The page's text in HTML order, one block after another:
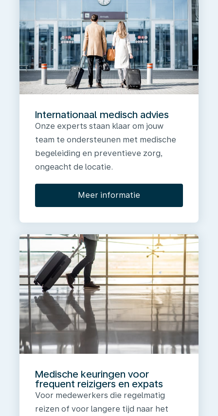
Internationaal medisch advies
Onze experts staan klaar om jouw
team te ondersteunen met medische
begeleiding en preventieve zorg,
ongeacht de locatie.
Meer informatie
Medische keuringen voor
frequent reizigers en expats
Voor medewerkers die regelmatig
reizen of voor langere tijd naar het